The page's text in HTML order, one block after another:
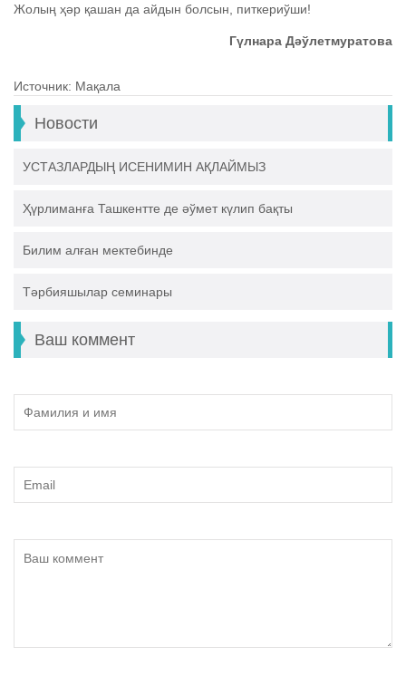
Жолың ҳәр қашан да айдын болсын, питкериўши!
Гүлнара Дәўлетмуратова
Источник: Мақала
Новости
УСТАЗЛАРДЫҢ ИСЕНИМИН АҚЛАЙМЫЗ
Ҳүрлиманға Ташкентте де әўмет күлип бақты
Билим алған мектебинде
Тәрбияшылар семинары
Ваш коммент